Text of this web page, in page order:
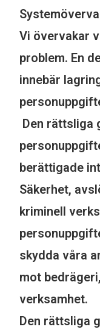
Vi övervakar
problem. En
innebär
Den rättsliga
berättigade
Säkerhet,
kriminell
skydda våra
mot
verksamhet.
Den rättsliga